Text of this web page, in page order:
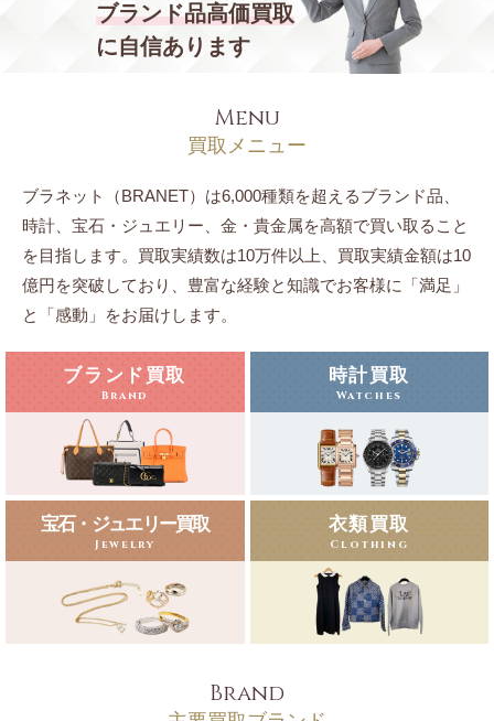
ブランド品高価買取
に自信あります
Menu
買取メニュー
ブラネット（BRANET）は6,000種類を超えるブランド品、
時計、宝石・ジュエリー、 金・貴金属を高額で買い取ること
を目指します。 買取実績数は10万件以上、買取実績金額は10
億円を突破しており、豊富な経験と知識でお客様に「満足」
と「感動」をお届けします。
ブランド買取
Brand
時計買取
Watches
宝石・ジュエリー買取
Jewelry
衣類買取
Clothing
Brand